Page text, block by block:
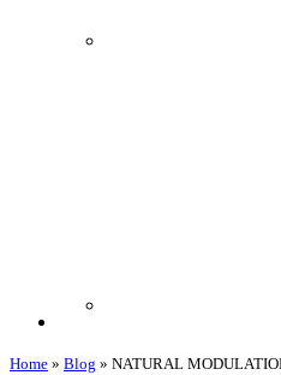
Home » Blog » NATURAL